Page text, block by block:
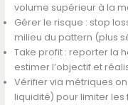
volume supérieur à la
Gérer le risque : stop
milieu du pattern (plus
Take profit : reporter la
estimer l’objectif et
Vérifier via métriques
liquidité) pour limiter les